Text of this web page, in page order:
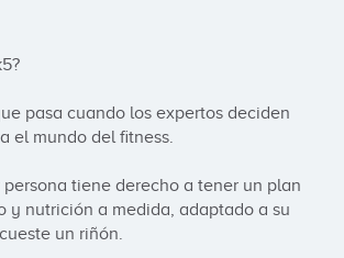
pasa cuando los expertos deciden
el mundo del fitness.
tiene derecho a tener un plan
y nutrición a medida, adaptado a su
un riñón.